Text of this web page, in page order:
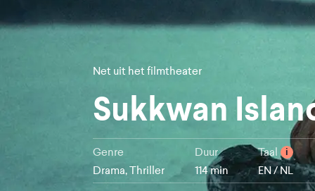
Net uit het filmtheater
Sukkwan
Genre
Drama, Thriller
Duur
114 min
Taal i
EN / NL